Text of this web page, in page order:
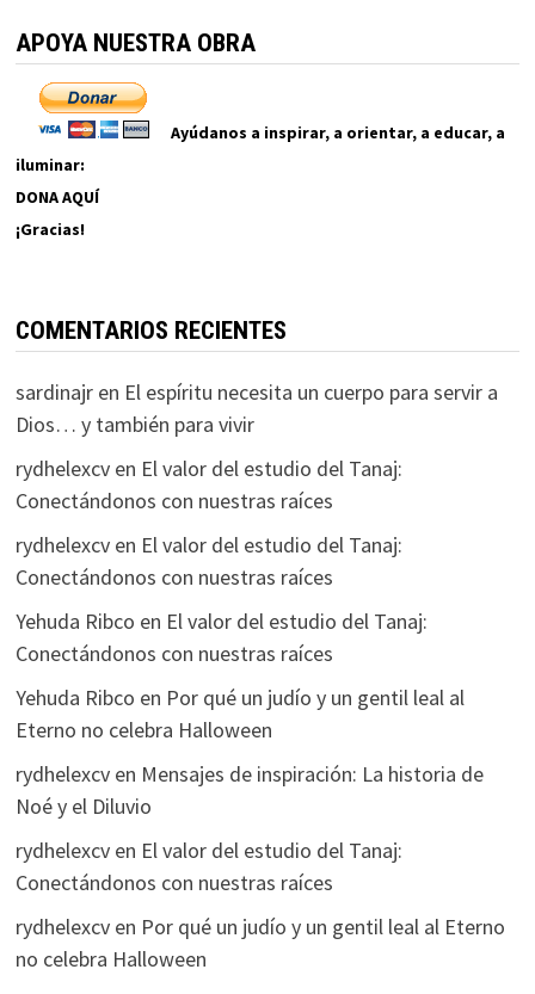
APOYA NUESTRA OBRA
Ayúdanos a inspirar, a orientar, a educar, a
iluminar:
DONA AQUÍ
¡Gracias!
COMENTARIOS RECIENTES
sardinajren El espíritu necesita un cuerpo para servir a
Dios… y también para vivir
rydhelexcven El valor del estudio del Tanaj:
Conectándonos con nuestras raíces
rydhelexcven El valor del estudio del Tanaj:
Conectándonos con nuestras raíces
Yehuda Ribco en El valor del estudio del Tanaj:
Conectándonos con nuestras raíces
Yehuda Ribco en Por qué un judío y un gentil leal al
Eterno no celebra Halloween
rydhelexcven Mensajes de inspiración: La historia de
Noé y el Diluvio
rydhelexcven El valor del estudio del Tanaj:
Conectándonos con nuestras raíces
rydhelexcven Por qué un judío y un gentil leal al Eterno
no celebra Halloween